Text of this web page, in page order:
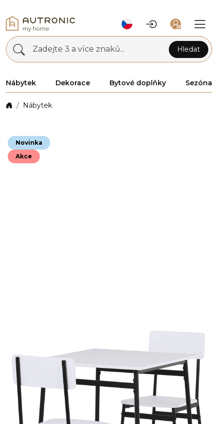
Zadejte 3 a více znaků... Hledat
Nábytek Dekorace Bytové doplňky Sezóna
Nábytek
Novinka
Akce